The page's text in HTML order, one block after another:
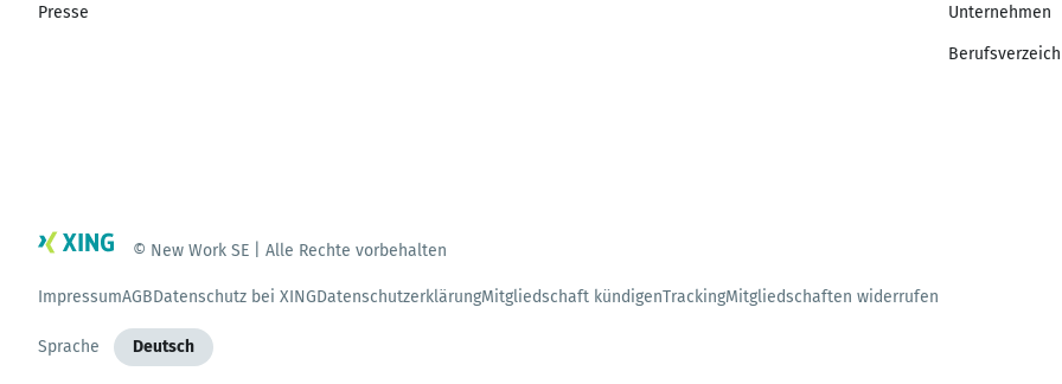
Presse Unternehmen
© New Work SE | Alle Rechte vorbehalten
ImpressumAGBDatenschutz bei XINGDatenschutzerklärungMitgliedschaft kündigenTrackingMitgliedschaften widerrufen
Sprache Deutsch